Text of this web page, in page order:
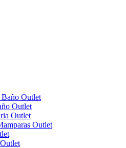
Outlet
Outlet
Outlet
Outlet